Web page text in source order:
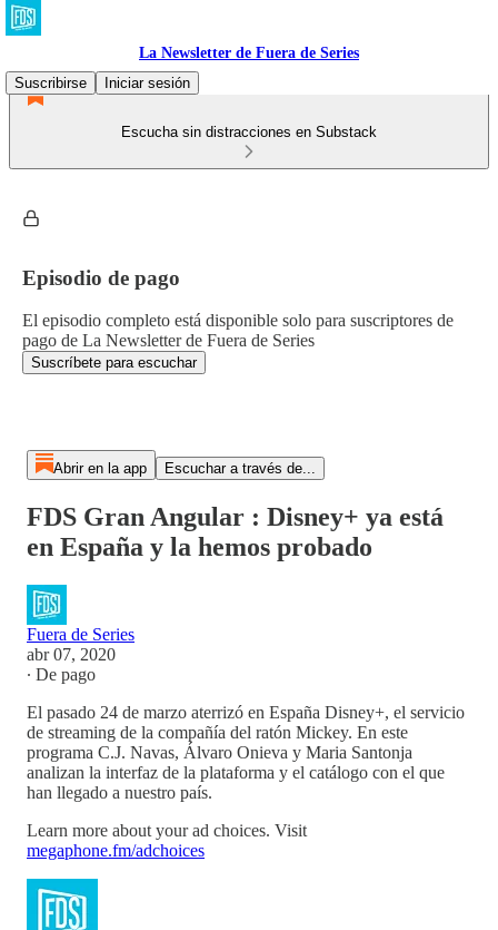
La Newsletter de Fuera de Series
Suscribirse
Iniciar sesión
Escucha sin distracciones en Substack
Episodio de pago
El episodio completo está disponible solo para suscriptores de
pago de La Newsletter de Fuera de Series
Suscríbete para escuchar
Abrir en la app Escuchar a través de...
FDS Gran Angular : Disney+ ya está
en España y la hemos probado
Fuera de Series
abr 07, 2020
∙ De pago
El pasado 24 de marzo aterrizó en España Disney+, el servicio
de streaming de la compañía del ratón Mickey. En este
programa C.J. Navas, Álvaro Onieva y Maria Santonja
analizan la interfaz de la plataforma y el catálogo con el que
han llegado a nuestro país.
Learn more about your ad choices. Visit
megaphone.fm/adchoices